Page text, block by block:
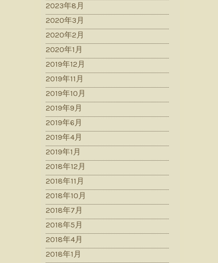
2023年8月
2020年3月
2020年2月
2020年1月
2019年12月
2019年11月
2019年10月
2019年9月
2019年6月
2019年4月
2019年1月
2018年12月
2018年11月
2018年10月
2018年7月
2018年5月
2018年4月
2018年1月